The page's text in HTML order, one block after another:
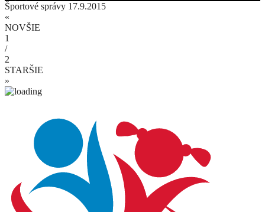
Športové správy 17.9.2015
«
NOVŠIE
1
/
2
STARŠIE
»